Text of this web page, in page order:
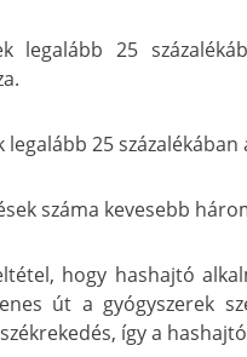
legalább 25
legalább 25
száma kevesebb
hogy hashajtó
út a gyógyszerek
így a